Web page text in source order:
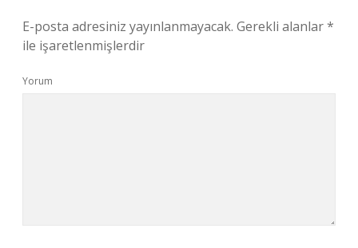
E-posta adresiniz yayınlanmayacak. Gerekli alanlar*
ile işaretlenmişlerdir
Yorum